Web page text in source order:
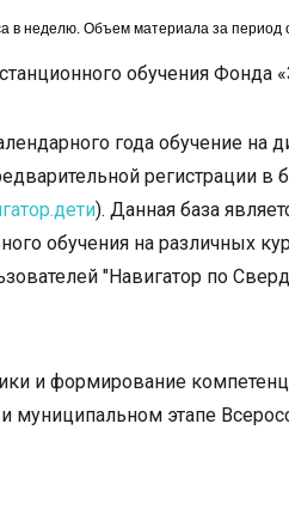
в неделю. Объем материала за период
обучения Фонда
года обучение на
регистрации в
). Данная база
обучения на различных
"Навигатор по
и формирование
муниципальном этапе